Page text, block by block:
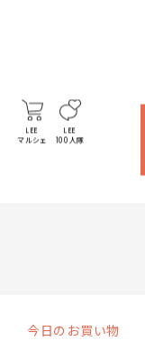
LEE
マルシェ
LEE
100人隊
今日のお買い物